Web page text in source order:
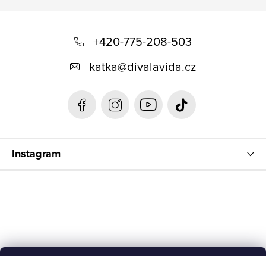
+420-775-208-503
katka@divalavida.cz
Instagram